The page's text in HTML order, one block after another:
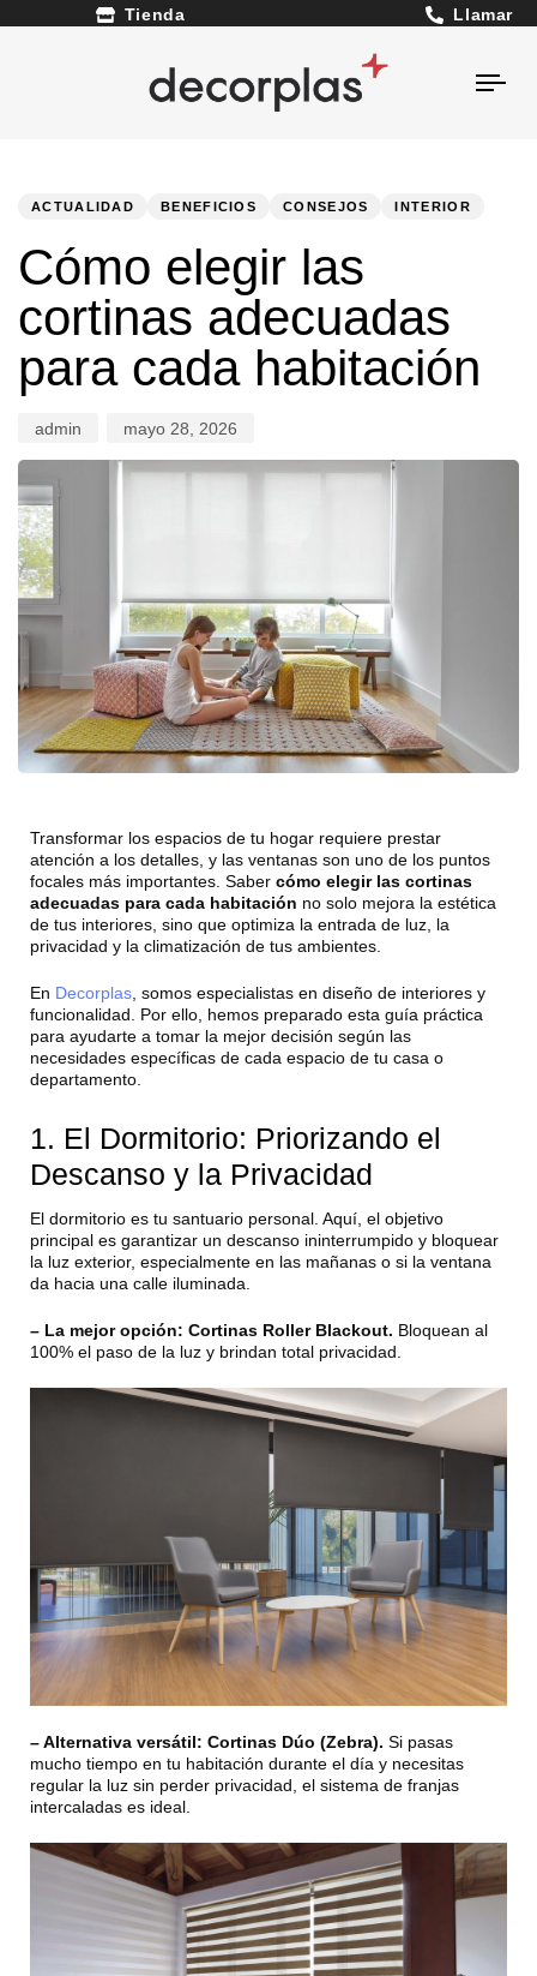
Tienda Llamar
ACTUALIDAD BENEFICIOS CONSEJOS INTERIOR
Cómo elegir las
cortinas adecuadas
para cada habitación
admin mayo 28, 2026
Transformar los espacios de tu hogar requiere prestar
atención a los detalles, y las ventanas son uno de los puntos
focales más importantes. Saber cómo elegir las cortinas
adecuadas para cada habitación no solo mejora la estética
de tus interiores, sino que optimiza la entrada de luz, la
privacidad y la climatización de tus ambientes.
En Decorplas, somos especialistas en diseño de interiores y
funcionalidad. Por ello, hemos preparado esta guía práctica
para ayudarte a tomar la mejor decisión según las
necesidades específicas de cada espacio de tu casa o
departamento.
1. El Dormitorio: Priorizando el
Descanso y la Privacidad
El dormitorio es tu santuario personal. Aquí, el objetivo
principal es garantizar un descanso ininterrumpido y bloquear
la luz exterior, especialmente en las mañanas o si la ventana
da hacia una calle iluminada.
– La mejor opción: Cortinas Roller Blackout. Bloquean al
100% el paso de la luz y brindan total privacidad.
– Alternativa versátil: Cortinas Dúo (Zebra). Si pasas
mucho tiempo en tu habitación durante el día y necesitas
regular la luz sin perder privacidad, el sistema de franjas
intercaladas es ideal.